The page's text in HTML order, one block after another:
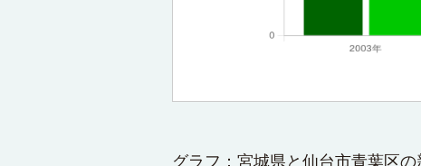
グラフ：宮城県と仙台市青葉区